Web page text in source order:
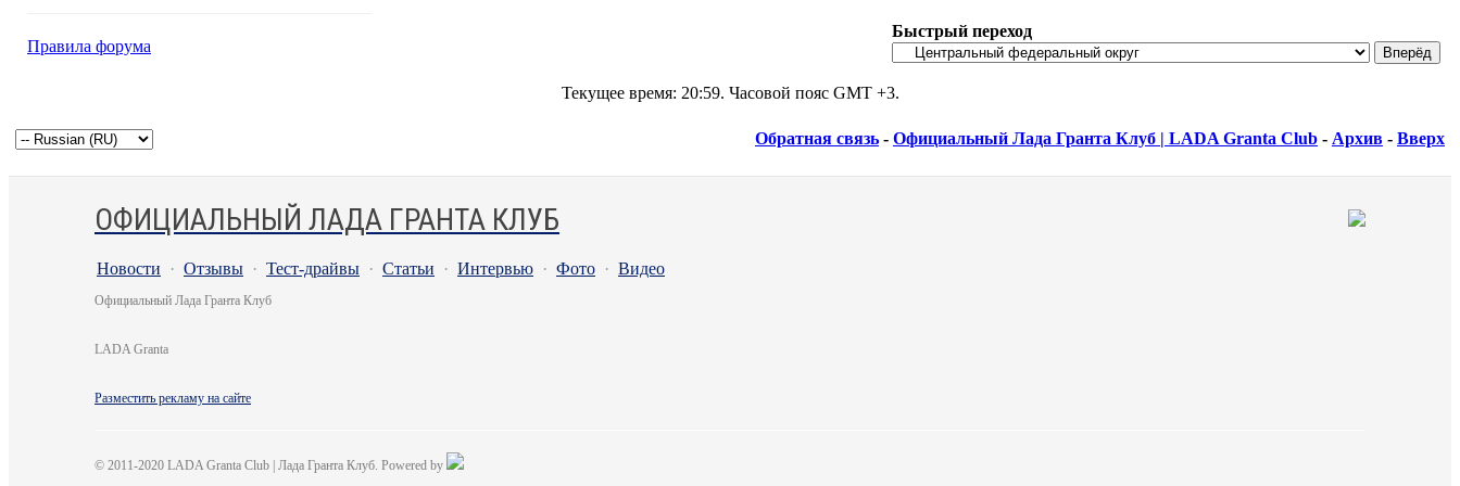
Правила форума
Быстрый переход
Текущее время: 20:59. Часовой пояс GMT +3.
Обратная связь - Официальный Лада Гранта Клуб | LADA Granta Club - Архив - Вверх
ОФИЦИАЛЬНЫЙ ЛАДА ГРАНТА КЛУБ
Новости · Отзывы · Тест-драйвы · Статьи · Интервью · Фото · Видео
Официальный Лада Гранта Клуб
LADA Granta
Разместить рекламу на сайте
© 2011-2020 LADA Granta Club | Лада Гранта Клуб. Powered by